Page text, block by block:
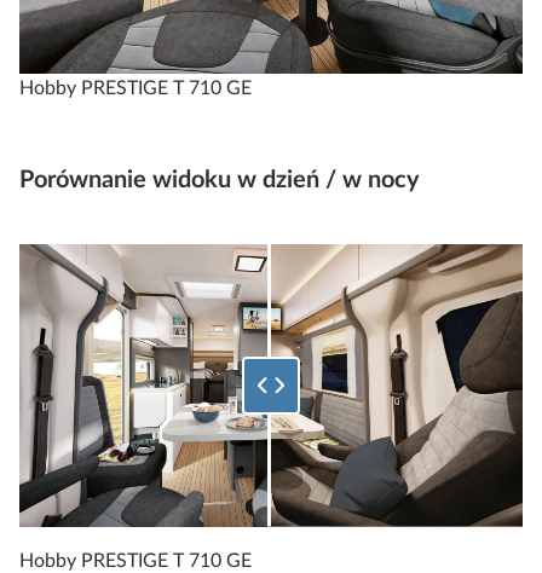
Hobby PRESTIGE T 710 GE
Porównanie widoku w dzień / w nocy
Wybierz, jaki procent dolnego obrazu ma zostać wyświetlony.
Hobby PRESTIGE T 710 GE